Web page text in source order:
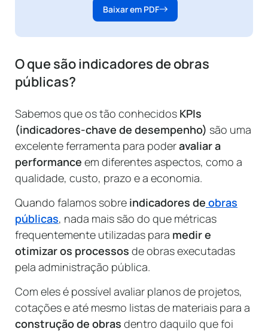
Baixar em PDF
O que são indicadores de obras
públicas?
Sabemos que os tão conhecidos KPIs
(indicadores-chave de desempenho) são uma
excelente ferramenta para poderavaliar a
performance em diferentes aspectos, como a
qualidade, custo, prazo e a economia.
Quando falamos sobre indicadores de obras
públicas, nada mais são do que métricas
frequentemente utilizadas para medir e
otimizar os processos de obras executadas
pela administração pública.
Com eles é possível avaliar planos de projetos,
cotações e até mesmo listas de materiais para a
construção de obras dentro daquilo que foi